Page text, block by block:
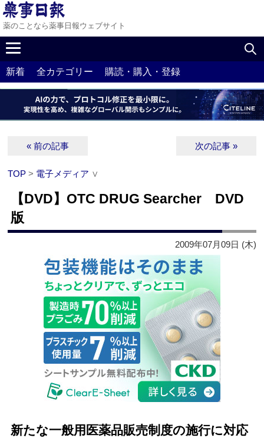
薬のことなら薬事日報ウェブサイト
新着 全カテゴリー 購読・購入・登録
« 前の記事 次の記事 »
TOP > 電子メディア ∨
【DVD】OTC DRUG Searcher DVD
版
2009年07月09日 (木)
新たな一般用医薬品販売制度の施行に対応